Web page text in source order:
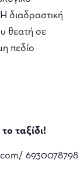
διαδραστική
θεατή σε
πεδίο
ταξίδι!
6930078798